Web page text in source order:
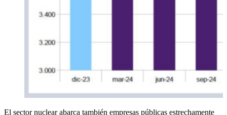
El sector nuclear abarca también empresas públicas estrechamente